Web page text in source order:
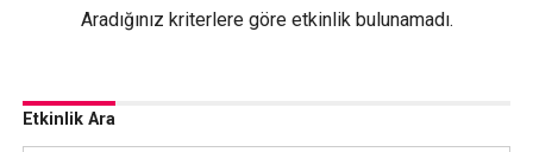
Aradığınız kriterlere göre etkinlik bulunamadı.
Etkinlik Ara